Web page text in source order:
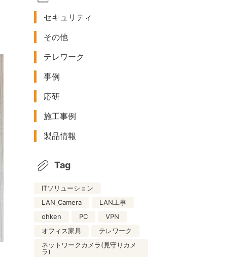
セキュリティ
その他
テレワーク
事例
応研
施工事例
製品情報
Tag
ITソリューション
LAN_Camera
LAN工事
ohken
PC
VPN
オフィス家具
テレワーク
ネットワークカメラ(見守りカメ
ラ)